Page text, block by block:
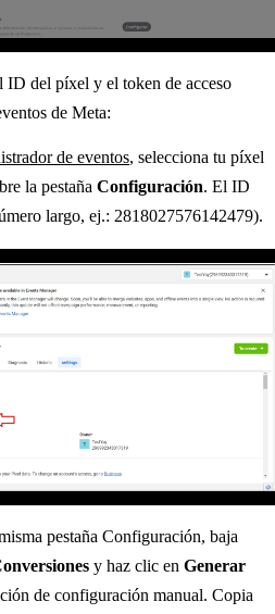
ID del píxel y el token de acceso
de Meta:
de eventos, selecciona tu píxel
la pestaña Configuración. El ID
largo, ej.: 2818027576142479).
pestaña Configuración, baja
y haz clic en Generar
de configuración manual. Copia